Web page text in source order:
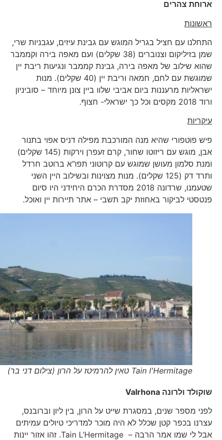
ארוחת צהרים
ראשונות
התחלנו עם חציל בגריל המוגש עם גבינת עיזים, עגבניות שרי,
שמן בזיליקום וצנוברים (38 שקלים) ועם מאפה בירה וקממבר
שהוא שילוב של מאפה בירה, גבינת קממבר ונגיעות ריבת יין
שמוגשת עם לחם, חמאה וריבת יין (40 שקלים). מנות
ישראליות מרעננות ביום אביבי שלוו ביין צונן מיוחד – סוביניון
ורוד 2018 מקסים וכל כך ישראלי- חצוף.
עיקריות
פיש פוטפורי שהיא מנה המורכבת מפילה דניס אפוי בתנור
אבן, מוגש עם ריזוטו שחור, קרם זעפרן וירקות (145 שקלים)
ומנת סלמון מעושן שמוגש עם קרוטוני תפו"א ברוטב חרדל
ותרד דק (125 שקלים). מנות מצוינות ובשילוב היין השני
שטעמנו, שרדונה 2018 מסדרת הכרם היחידני היו סיום
פנטסטי לביקור באחוזת יקב תשבי – אתר תיירות יין ואוכל.
Tain l'Hermitage טאין להרמיטז על הרון (צילום דני בר)
שוקולד ולרונהValrhona
לפני מספר שנים, במסגרת שייט על הרון, בין ליון וברובנס,
עצרנו בכפר קטן שכלל לא היה מוכר למדריכי טיולים עמיתים
אבל לי שמו אמר הרבה – Tain L’Hermitage. זהו אזור יינות